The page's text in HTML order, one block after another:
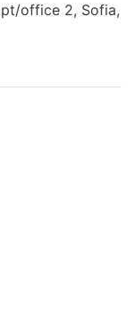
office 2, Sofia,